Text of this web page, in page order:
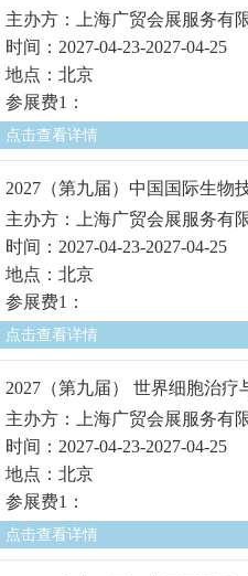
主办方：上海广贸会展服务有
时间：2027-04-23-2027-04-25
地点：北京
参展费1：
点击查看详情
2027（第九届）中国国际生物
主办方：上海广贸会展服务有
时间：2027-04-23-2027-04-25
地点：北京
参展费1：
点击查看详情
2027（第九届） 世界细胞治
主办方：上海广贸会展服务有
时间：2027-04-23-2027-04-25
地点：北京
参展费1：
点击查看详情